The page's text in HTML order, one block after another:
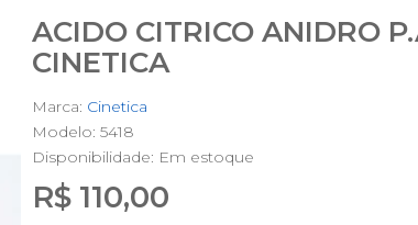
ACIDO CITRICO ANIDRO
CINETICA
Marca: Cinetica
Modelo: 5418
Disponibilidade: Em estoque
R$ 110,00